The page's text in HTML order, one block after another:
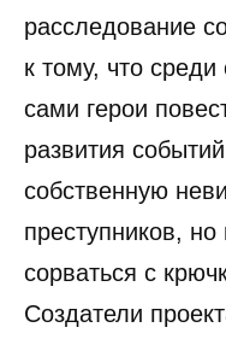
расследование
к тому, что
сами герои
развития
собственную
преступников,
сорваться с
Создатели